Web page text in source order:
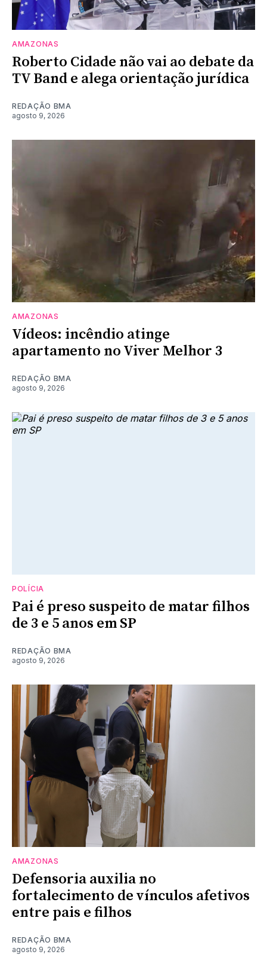
AMAZONAS
Roberto Cidade não vai ao debate da
TV Band e alega orientação jurídica
REDAÇÃO BMA
agosto 9, 2026
AMAZONAS
Vídeos: incêndio atinge
apartamento no Viver Melhor 3
REDAÇÃO BMA
agosto 9, 2026
POLÍCIA
Pai é preso suspeito de matar filhos
de 3 e 5 anos em SP
REDAÇÃO BMA
agosto 9, 2026
AMAZONAS
Defensoria auxilia no
fortalecimento de vínculos afetivos
entre pais e filhos
REDAÇÃO BMA
agosto 9, 2026